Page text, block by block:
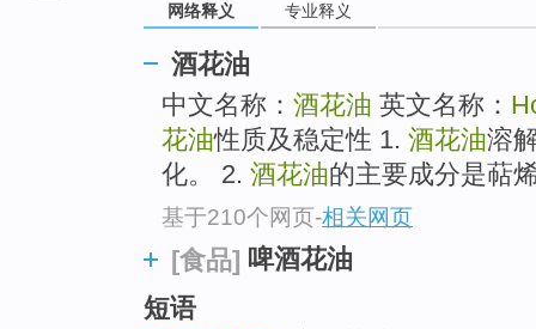
网络释义 专业释义
酒花油
中文名称： 酒花油 英文名称：
花油性质及稳定性 1. 酒花油溶
化。 2. 酒花油的主要成分是萜
基于210个网页-相关网页
[食品] 啤酒花油
短语